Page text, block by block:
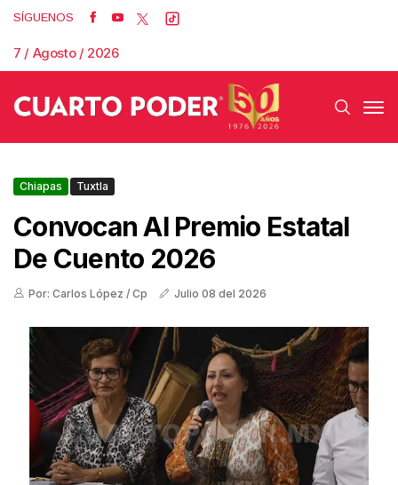
SÍGUENOS
7 / Agosto / 2026
Chiapas Tuxtla
Convocan Al Premio Estatal
De Cuento 2026
Por: Carlos López / Cp Julio 08 del 2026